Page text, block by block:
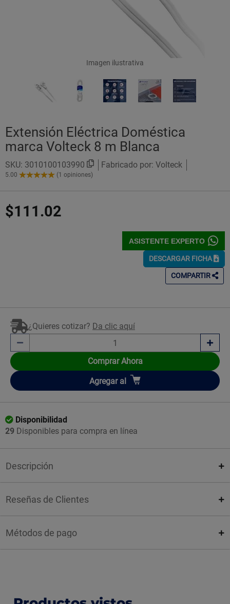
Imagen ilustrativa
Extensión Eléctrica Doméstica
marca Volteck 8 m Blanca
SKU: 3010100103990 Fabricado por: Volteck
5.00
5.00
Estrellas!
(1 opiniones)
$111.02
ASISTENTE EXPERTO
DESCARGAR FICHA
COMPARTIR
¿Quieres cotizar? Da clic aquí
Comprar Ahora
Añadir
Agregar al
Disponibilidad
29 Disponibles para compra en línea
Descripción
Reseñas de Clientes
Métodos de pago